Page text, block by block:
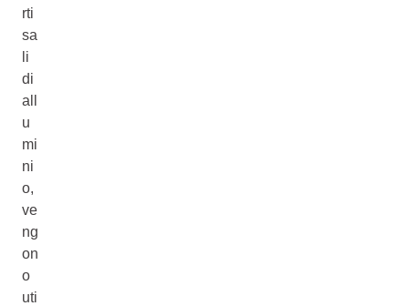
rti
sa
li
di
all
u
mi
ni
o,
ve
ng
on
o
uti